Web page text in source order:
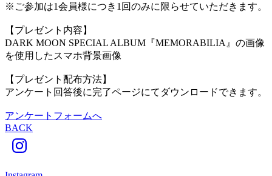
※ご参加は1会員様につき1回のみに限らせていただきます。
【プレゼント内容】
DARK MOON SPECIAL ALBUM『MEMORABILIA』の画像
を使用したスマホ背景画像
【プレゼント配布方法】
アンケート回答後に完了ページにてダウンロードできます。
アンケートフォームへ
BACK